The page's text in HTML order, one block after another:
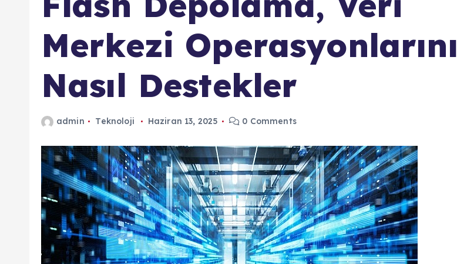
Merkezi Operasyonlarını
Nasıl Destekler
admin Teknoloji Haziran 13, 2025 0 Comments